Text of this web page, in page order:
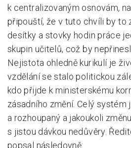
k centralizovaným osnovám,
připouští, že v tuto chvíli by to
desítky a stovky hodin práce
skupin učitelů, což by
Nejistota ohledně kurikulí je
vzdělání se stalo politickou
kdo přijde k ministerskému
zásadního změní. Celý
a rozhoupaný a jakoukoli
s jistou dávkou nedůvěry.
popsal následovně: